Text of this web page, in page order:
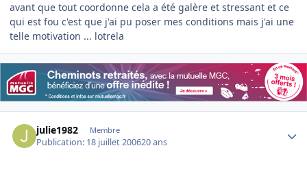
avant que tout coordonne cela a été galère et stressant et ce
qui est fou c'est que j'ai pu poser mes conditions mais j'ai une
telle motivation ... lotrela
julie1982 Membre
Publication: 18 juillet 200620 ans